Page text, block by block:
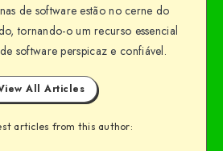
de software estão no cerne do
tornando-o um recurso essencial
software perspicaz e confiável.
All Articles
articles from this author: